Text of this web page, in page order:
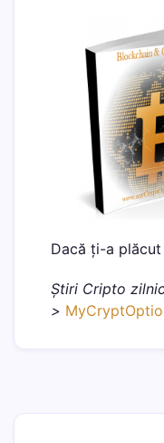
Dacă ți-a plăcut
Știri Cripto
>